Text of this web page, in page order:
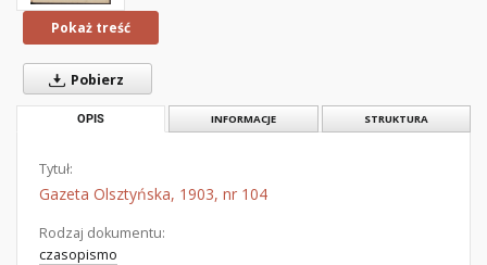
Pokaż treść
Pobierz
OPIS INFORMACJE STRUKTURA
Tytuł:
Gazeta Olsztyńska, 1903, nr 104
Rodzaj dokumentu:
czasopismo